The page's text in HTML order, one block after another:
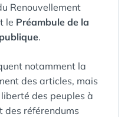
Renouvellement
le Préambule de la
.
notamment la
des articles, mais
des peuples à
des référendums